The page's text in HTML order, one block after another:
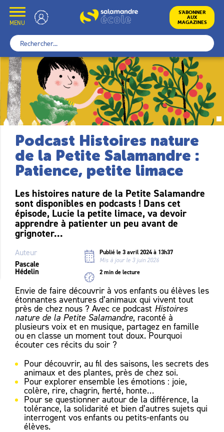
content
MENU
École S’ABONNER
AUX
MAGAZINES
Rechercher :
Podcast Histoires nature
de la Petite Salamandre :
Patience, petite limace
Les histoires nature de la Petite Salamandre
sont disponibles en podcasts ! Dans cet
épisode, Lucie la petite limace, va devoir
apprendre à patienter un peu avant de
grignoter...
Auteur
Pascale
Hédelin
Publié le 3 avril 2024 à 13h37
Mis à jour le 3 juin 2026
2 min de lecture
Envie de faire découvrir à vos enfants ou élèves les
étonnantes aventures d’animaux qui vivent tout
près de chez nous ? Avec ce podcast Histoires
nature de la Petite Salamandre, raconté à
plusieurs voix et en musique, partagez en famille
ou en classe un moment tout doux. Pourquoi
écouter ces récits du soir ?
Pour découvrir, au fil des saisons, les secrets des
animaux et des plantes, près de chez soi.
Pour explorer ensemble les émotions : joie,
colère, rire, chagrin, fierté, honte…
Pour se questionner autour de la différence, la
tolérance, la solidarité et bien d’autres sujets qui
interrogent vos enfants ou petits-enfants ou
élèves.